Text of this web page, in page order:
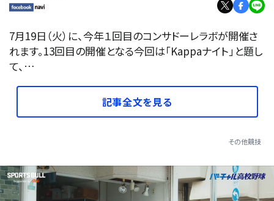
7月19日（火）に、今年１回目のコンサドーレラボが開催さ
れます。13回目の開催となる今回は「Kappaナイト」と題し
て、…
記事全文を見る
その他競技